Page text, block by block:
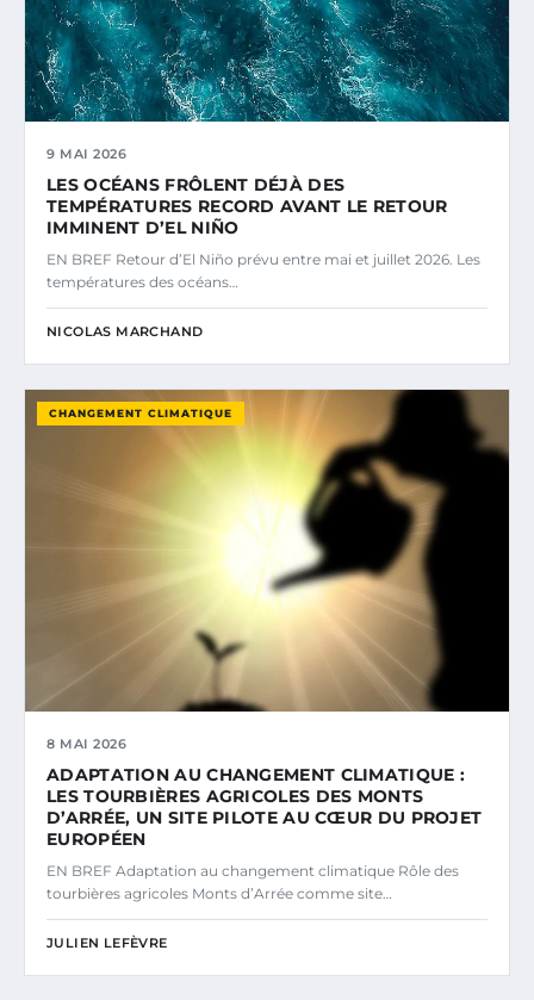
9 MAI 2026
LES OCÉANS FRÔLENT DÉJÀ DES
TEMPÉRATURES RECORD AVANT LE RETOUR
IMMINENT D’EL NIÑO
EN BREF Retour d’El Niño prévu entre mai et juillet 2026. Les
températures des océans…
NICOLAS MARCHAND
CHANGEMENT CLIMATIQUE
8 MAI 2026
ADAPTATION AU CHANGEMENT CLIMATIQUE :
LES TOURBIÈRES AGRICOLES DES MONTS
D’ARRÉE, UN SITE PILOTE AU CŒUR DU PROJET
EUROPÉEN
EN BREF Adaptation au changement climatique Rôle des
tourbières agricoles Monts d’Arrée comme site…
JULIEN LEFÈVRE